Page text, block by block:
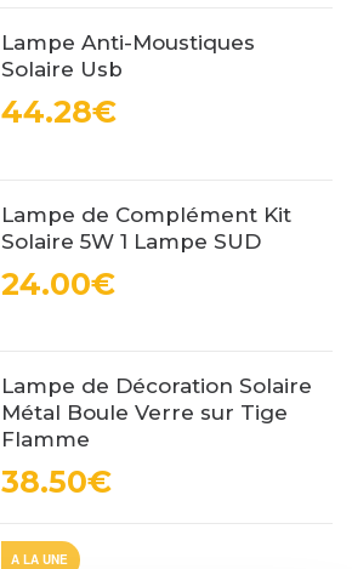
Lampe Anti-Moustiques
Solaire Usb
44.28€
Lampe de Complément Kit
Solaire 5W 1 Lampe SUD
24.00€
Lampe de Décoration Solaire
Métal Boule Verre sur Tige
Flamme
38.50€
A LA UNE